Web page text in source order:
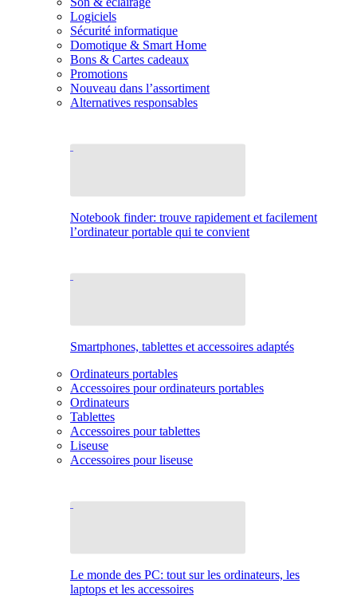
Logiciels
Sécurité informatique
Domotique & Smart Home
Bons & Cartes cadeaux
Promotions
Nouveau dans l’assortiment
Alternatives responsables
Notebook finder: trouve rapidement et facilement
l’ordinateur portable qui te convient
Smartphones, tablettes et accessoires adaptés
Ordinateurs portables
Accessoires pour ordinateurs portables
Ordinateurs
Tablettes
Accessoires pour tablettes
Liseuse
Accessoires pour liseuse
Le monde des PC: tout sur les ordinateurs, les
laptops et les accessoires